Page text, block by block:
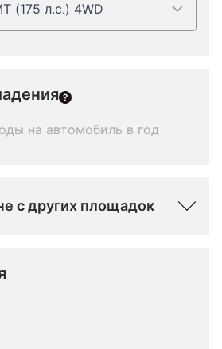
(175 л.с.) 4WD
на автомобиль в год
с других площадок